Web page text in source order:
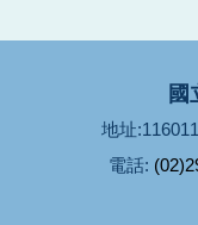
國
地址
電話: